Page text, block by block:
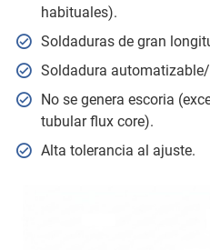
habituales).
Soldaduras de gran
Soldadura
No se genera escoria
tubular flux core).
Alta tolerancia al ajuste.